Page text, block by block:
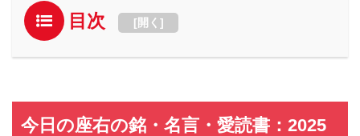
目次 [開く ]
今日の座右の銘・名言・愛読書：2025